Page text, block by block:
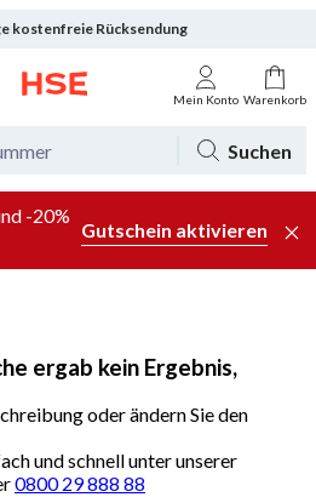
kostenfreie Rücksendung
Angebote
Mein Konto Warenkorb
Suchen
-20%
Gutschein aktivieren
ergab kein Ergebnis,
oder ändern Sie den
und schnell unter unserer
0800 29 888 88